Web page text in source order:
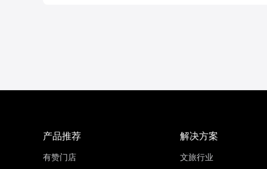
产品推荐
有赞门店
解决方案
文旅行业